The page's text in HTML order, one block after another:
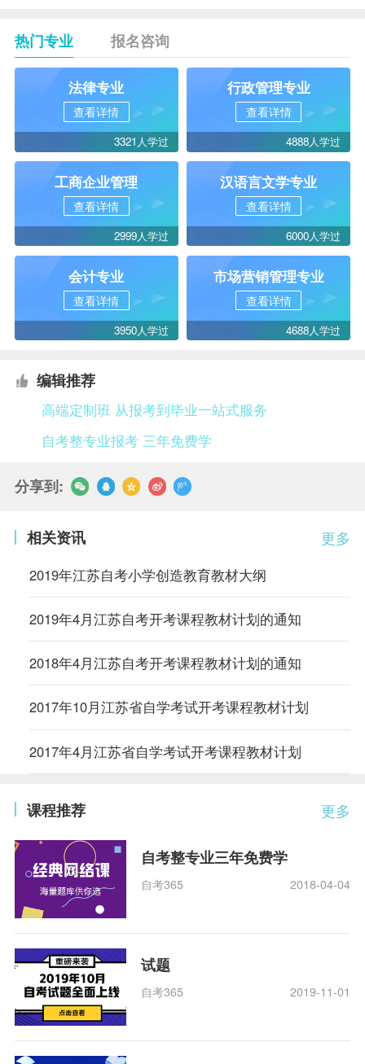
热门专业 报名咨询
法律专业
查看详情
3321人学过
行政管理专业
查看详情
4888人学过
工商企业管理
查看详情
2999人学过
汉语言文学专业
查看详情
6000人学过
会计专业
查看详情
3950人学过
市场营销管理专业
查看详情
4688人学过
编辑推荐
高端定制班 从报考到毕业一站式服务
自考整专业报考 三年免费学
分享到:
更多
相关资讯
2019年江苏自考小学创造教育教材大纲
2019年4月江苏自考开考课程教材计划的通知
2018年4月江苏自考开考课程教材计划的通知
2017年10月江苏省自学考试开考课程教材计划
2017年4月江苏省自学考试开考课程教材计划
更多
课程推荐
自考整专业三年免费学
自考365 2018-04-04
试题
自考365 2019-11-01